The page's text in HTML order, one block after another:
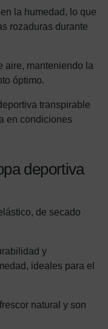
la humedad, lo que
rozaduras durante
aire, manteniendo la
óptimo.
transpirable
en condiciones
deportiva
de secado
y
ideales para el
natural y son